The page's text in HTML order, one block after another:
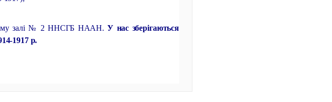
залі № 2 ННСГБ НААН.У нас зберігаються
1917 р.